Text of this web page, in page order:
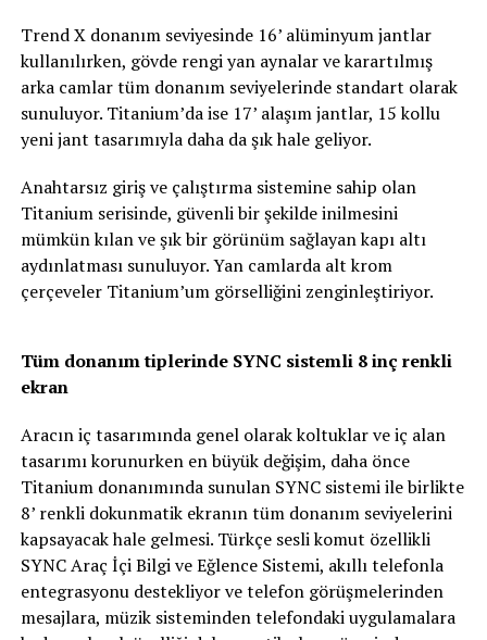
Trend X donanım seviyesinde 16’ alüminyum jantlar
kullanılırken, gövde rengi yan aynalar ve karartılmış
arka camlar tüm donanım seviyelerinde standart olarak
sunuluyor. Titanium’da ise 17’ alaşım jantlar, 15 kollu
yeni jant tasarımıyla daha da şık hale geliyor.
Anahtarsız giriş ve çalıştırma sistemine sahip olan
Titanium serisinde, güvenli bir şekilde inilmesini
mümkün kılan ve şık bir görünüm sağlayan kapı altı
aydınlatması sunuluyor. Yan camlarda alt krom
çerçeveler Titanium’um görselliğini zenginleştiriyor.
Tüm donanım tiplerinde SYNC sistemli 8 inç renkli
ekran
Aracın iç tasarımında genel olarak koltuklar ve iç alan
tasarımı korunurken en büyük değişim, daha önce
Titanium donanımında sunulan SYNC sistemi ile birlikte
8’ renkli dokunmatik ekranın tüm donanım seviyelerini
kapsayacak hale gelmesi. Türkçe sesli komut özellikli
SYNC Araç İçi Bilgi ve Eğlence Sistemi, akıllı telefonla
entegrasyonu destekliyor ve telefon görüşmelerinden
mesajlara, müzik sisteminden telefondaki uygulamalara